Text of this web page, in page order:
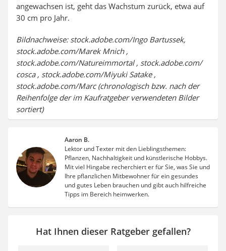
angewachsen ist, geht das Wachstum zurück, etwa auf
30 cm pro Jahr.
Bildnachweise: stock.adobe.com/Ingo Bartussek,
stock.adobe.com/Marek Mnich ,
stock.adobe.com/Natureimmortal , stock.adobe.com/
cosca , stock.adobe.com/Miyuki Satake ,
stock.adobe.com/Marc (chronologisch bzw. nach der
Reihenfolge der im Kaufratgeber verwendeten Bilder
sortiert)
Aaron B.
Lektor und Texter mit den Lieblingsthemen:
Pflanzen, Nachhaltigkeit und künstlerische Hobbys.
Mit viel Hingabe recherchiert er für Sie, was Sie und
Ihre pflanzlichen Mitbewohner für ein gesundes
und gutes Leben brauchen und gibt auch hilfreiche
Tipps im Bereich heimwerken.
Hat Ihnen dieser Ratgeber gefallen?